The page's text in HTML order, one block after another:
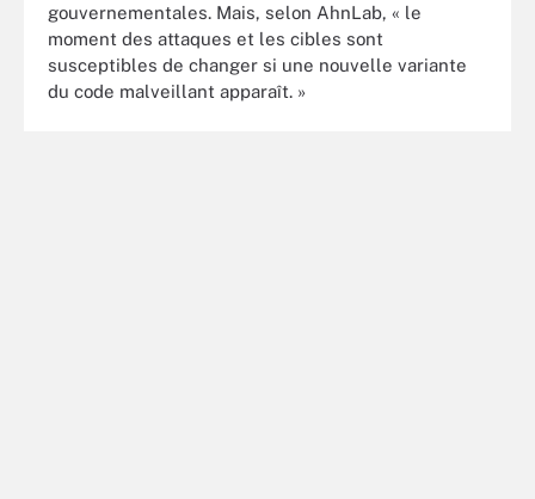
gouvernementales. Mais, selon AhnLab, « le
moment des attaques et les cibles sont
susceptibles de changer si une nouvelle variante
du code malveillant apparaît. »